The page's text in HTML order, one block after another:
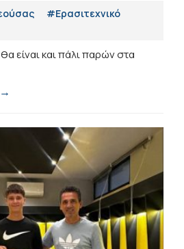
#Eρασιτεχνικό
είναι και πάλι παρών στα